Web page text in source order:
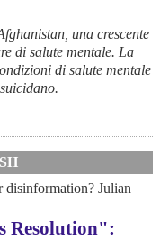
una crescente
di salute mentale. La
di salute mentale
Julian
Resolution":